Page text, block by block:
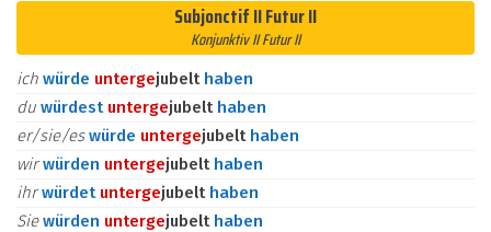
Subjonctif II Futur II
Konjunktiv II Futur II
ich würde untergejubelt haben
du würdest untergejubelt haben
er/sie/eswürde untergejubelt haben
wirwürden untergejubelt haben
ihrwürdet untergejubelt haben
Siewürden untergejubelt haben